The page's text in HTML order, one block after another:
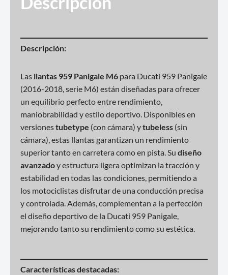
Descripción:
Las llantas 959 Panigale M6 para Ducati 959 Panigale
(2016-2018, serie M6) están diseñadas para ofrecer
un equilibrio perfecto entre rendimiento,
maniobrabilidad y estilo deportivo. Disponibles en
versionestubetype (con cámara) ytubeless (sin
cámara), estas llantas garantizan un rendimiento
superior tanto en carretera como en pista. Su diseño
avanzadoy estructura ligera optimizan la tracción y
estabilidad en todas las condiciones, permitiendo a
los motociclistas disfrutar de una conducción precisa
y controlada. Además, complementan a la perfección
el diseño deportivo de la Ducati 959 Panigale,
mejorando tanto su rendimiento como su estética.
Características destacadas: